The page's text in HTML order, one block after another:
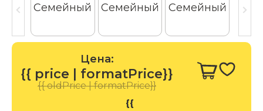
Цена:
{{ price | formatPrice}}
{{ oldPrice | formatPrice}}
{{